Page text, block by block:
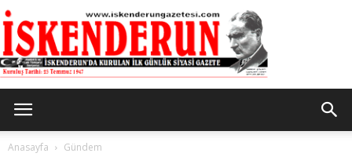
Anasayfa Gündem